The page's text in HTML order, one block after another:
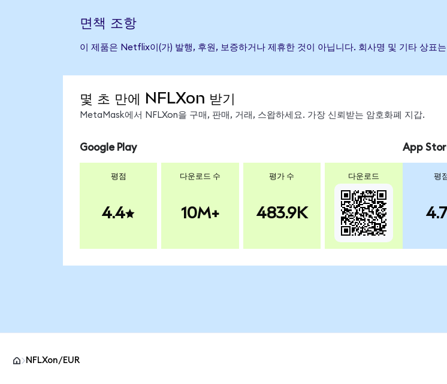
면책 조항
이 제품은 Netflix이(가) 발행, 후원, 보증하거나 제휴한 것이 아닙니다. 회사명 및 기타 상표
몇 초 만에 NFLXon 받기
MetaMask에서 NFLXon을 구매, 판매, 거래, 스왑하세요. 가장 신뢰받는 암호화폐 지갑.
Google Play
평점
4.4
다운로드 수
10M+
평가 수
483.9K
다운로드
App
평
4.7
NFLXon/EUR